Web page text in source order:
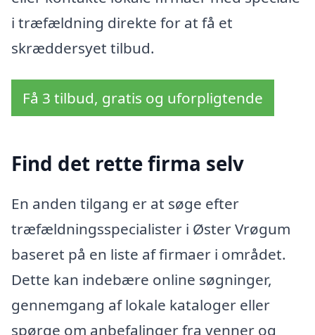
i træfældning direkte for at få et
skræddersyet tilbud.
Få 3 tilbud, gratis og uforpligtende
Find det rette firma selv
En anden tilgang er at søge efter
træfældningsspecialister i Øster Vrøgum
baseret på en liste af firmaer i området.
Dette kan indebære online søgninger,
gennemgang af lokale kataloger eller
spørge om anbefalinger fra venner og